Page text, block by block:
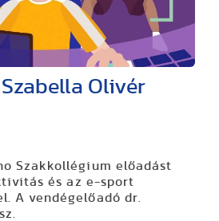
Olivér
Szakkollégium előadást
és az e-sport
A vendégelőadó dr.